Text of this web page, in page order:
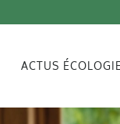
ACTUS ÉCOLOGIE